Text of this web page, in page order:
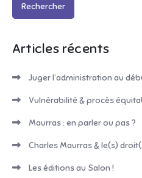
Articles récents
Juger l’administration au
Vulnérabilité & procès
Maurras : en parler ou pas ?
Charles Maurras & le(s)
Les éditions au Salon !